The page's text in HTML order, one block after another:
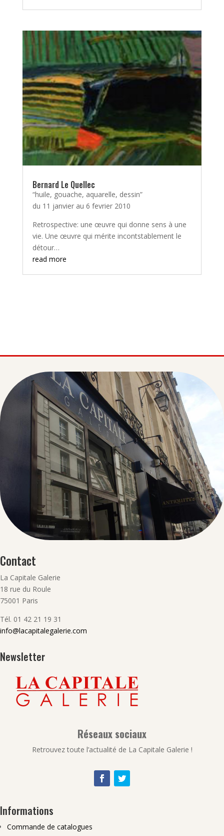
Bernard Le Quellec
“huile, gouache, aquarelle, dessin”
du 11 janvier au 6 fevrier 2010
Retrospective: une œuvre qui donne sens à une
vie. Une œuvre qui mérite incontstablement le
détour…
read more
Contact
La Capitale Galerie
18 rue du Roule
75001 Paris
Tél. 01 42 21 19 31
info@lacapitalegalerie.com
Newsletter
Réseaux sociaux
Retrouvez toute l’actualité de La Capitale Galerie !
Informations
Commande de catalogues